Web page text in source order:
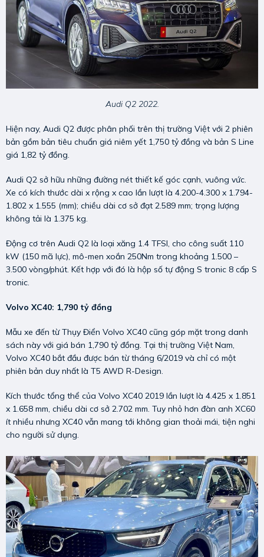
Audi Q2 2022.
Hiện nay, Audi Q2 được phân phối trên thị trường Việt với 2 phiên
bản gồm bản tiêu chuẩn giá niêm yết 1,750 tỷ đồng và bản S Line
giá 1,82 tỷ đồng.
Audi Q2 sở hữu những đường nét thiết kế góc cạnh, vuông vức.
Xe có kích thước dài x rộng x cao lần lượt là 4.200-4.300 x 1.794-
1.802 x 1.555 (mm); chiều dài cơ sở đạt 2.589 mm; trọng lượng
không tải là 1.375 kg.
Động cơ trên Audi Q2 là loại xăng 1.4 TFSI, cho công suất 110
kW (150 mã lực), mô-men xoắn 250Nm trong khoảng 1.500 –
3.500 vòng/phút. Kết hợp với đó là hộp số tự động S tronic 8 cấp S
tronic.
Volvo XC40: 1,790 tỷ đồng
Mẫu xe đến từ Thụy Điển Volvo XC40 cũng góp mặt trong danh
sách này với giá bán 1,790 tỷ đồng. Tại thị trường Việt Nam,
Volvo XC40 bắt đầu được bán từ tháng 6/2019 và chỉ có một
phiên bản duy nhất là T5 AWD R-Design.
Kích thước tổng thể của Volvo XC40 2019 lần lượt là 4.425 x 1.851
x 1.658 mm, chiều dài cơ sở 2.702 mm. Tuy nhỏ hơn đàn anh XC60
ít nhiều nhưng XC40 vẫn mang tới không gian thoải mái, tiện nghi
cho người sử dụng.